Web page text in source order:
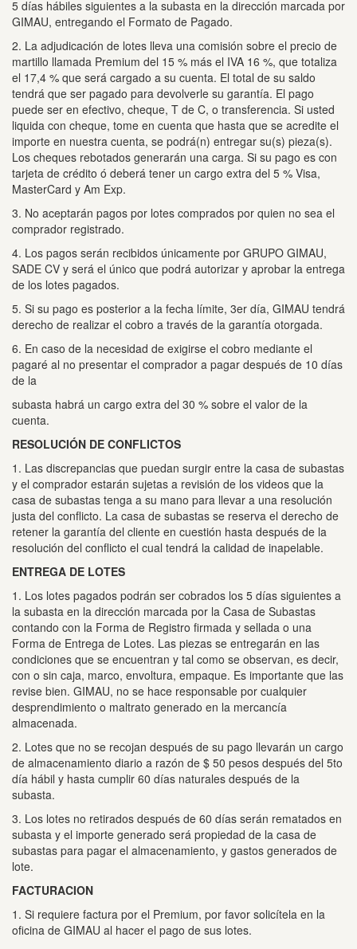
5 días hábiles siguientes a la subasta en la dirección marcada por
GIMAU, entregando el Formato de Pagado.
2. La adjudicación de lotes lleva una comisión sobre el precio de
martillo llamada Premium del 15 % más el IVA 16 %, que totaliza
el 17,4 % que será cargado a su cuenta. El total de su saldo
tendrá que ser pagado para devolverle su garantía. El pago
puede ser en efectivo, cheque, T de C, o transferencia. Si usted
liquida con cheque, tome en cuenta que hasta que se acredite el
importe en nuestra cuenta, se podrá(n) entregar su(s) pieza(s).
Los cheques rebotados generarán una carga. Si su pago es con
tarjeta de crédito ó deberá tener un cargo extra del 5 % Visa,
MasterCard y Am Exp.
3. No aceptarán pagos por lotes comprados por quien no sea el
comprador registrado.
4. Los pagos serán recibidos únicamente por GRUPO GIMAU,
SADE CV y será el único que podrá autorizar y aprobar la entrega
de los lotes pagados.
5. Si su pago es posterior a la fecha límite, 3er día, GIMAU tendrá
derecho de realizar el cobro a través de la garantía otorgada.
6. En caso de la necesidad de exigirse el cobro mediante el
pagaré al no presentar el comprador a pagar después de 10 días
de la
subasta habrá un cargo extra del 30 % sobre el valor de la
cuenta.
RESOLUCIÓN DE CONFLICTOS
1. Las discrepancias que puedan surgir entre la casa de subastas
y el comprador estarán sujetas a revisión de los videos que la
casa de subastas tenga a su mano para llevar a una resolución
justa del conflicto. La casa de subastas se reserva el derecho de
retener la garantía del cliente en cuestión hasta después de la
resolución del conflicto el cual tendrá la calidad de inapelable.
ENTREGA DE LOTES
1. Los lotes pagados podrán ser cobrados los 5 días siguientes a
la subasta en la dirección marcada por la Casa de Subastas
contando con la Forma de Registro firmada y sellada o una
Forma de Entrega de Lotes. Las piezas se entregarán en las
condiciones que se encuentran y tal como se observan, es decir,
con o sin caja, marco, envoltura, empaque. Es importante que las
revise bien. GIMAU, no se hace responsable por cualquier
desprendimiento o maltrato generado en la mercancía
almacenada.
2. Lotes que no se recojan después de su pago llevarán un cargo
de almacenamiento diario a razón de $ 50 pesos después del 5to
día hábil y hasta cumplir 60 días naturales después de la
subasta.
3. Los lotes no retirados después de 60 días serán rematados en
subasta y el importe generado será propiedad de la casa de
subastas para pagar el almacenamiento, y gastos generados de
lote.
FACTURACION
1. Si requiere factura por el Premium, por favor solicítela en la
oficina de GIMAU al hacer el pago de sus lotes.